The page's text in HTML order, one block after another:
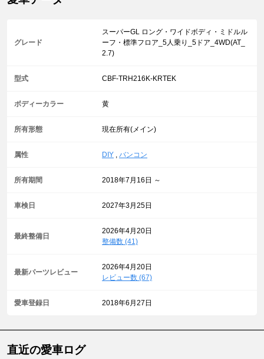
グレード
スーパーGL ロング・ワイドボディ・ミドルル
ーフ・標準フロア_5人乗り_5ドア_4WD(AT_
2.7)
型式 CBF-TRH216K-KRTEK
ボディーカラー 黄
所有形態 現在所有(メイン)
属性 DIY , バンコン
所有期間 2018年7月16日 ～
車検日 2027年3月25日
最終整備日
2026年4月20日
整備数 (41)
最新パーツレビュー
2026年4月20日
レビュー数 (67)
愛車登録日 2018年6月27日
直近の愛車ログ